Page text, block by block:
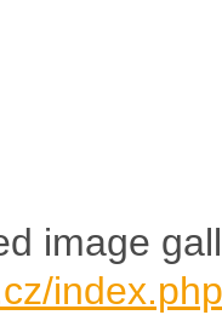
image